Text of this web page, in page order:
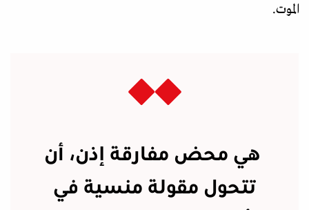
الموت.
هي محض مفارقة إذن، أن
تتحول مقولة منسية في